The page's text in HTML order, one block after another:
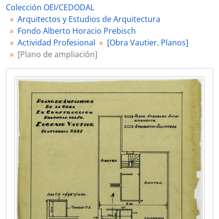
0012 - "Detalle del frente"
0013 - "Azotea"
0014 - [Plano de plantas]
0017 - [Plano de fachada]
0198 - [Obra calle Salta 478]
0199 - [Obra Santa Fe 2610 propiedad de Ocampo Bioy]
0201 - [Obra Pablo Mercere Thames 2155]
0202 - [Obra Cavallo San Isidro y Tortuguitas José C. Paz 438 San Isidro Romani S.A.]
0203 - [Anteproyecto del Campamento Obrero para la obra embalse La Florida]
0204 - [Obra Sr. Julián Urgoiti (Del Viso)]
0205 - [Mitrani Olivos y Martínez. Isidro Labrador 261]
0207 - [ Obra Av. Libertador General San Martín 840/44/48]
0208 - [Obra Jaucourt de Nazar. Punta del este]
0209 - [Obra Libertador General San Martín 840]
0213 - [Folletos de plano de Iglesia 1933]
0214 - [Listado biográfico de la obra profesional de Alberto Prebisch]
0219 - [Discurso sobre la vivienda pronunciado por la delegación argentina en el X° Congreso Panamericano de Arquitectura]
Colección OEI/CEDODAL
Arquitectos y Estudios de Arquitectura
Fondo Alberto Horacio Prebisch
Actividad Profesional
[Obra Vautier. Planos]
[Plano de ampliación]